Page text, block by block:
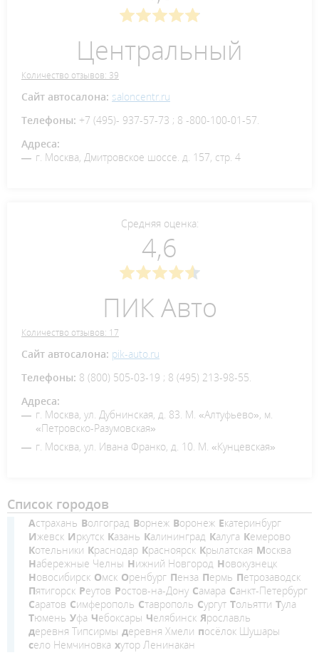
Центральный
Количество отзывов: 39
Сайт автосалона: saloncentr.ru
Телефоны: +7 (495)- 937-57-73 ; 8 -800-100-01-57.
Адреса:
г. Москва, Дмитровское шоссе. д. 157, стр. 4
Средняя оценка:
4,6
ПИК Авто
Количество отзывов: 17
Сайт автосалона: pik-auto.ru
Телефоны: 8 (800) 505-03-19 ; 8 (495) 213-98-55.
Адреса:
г. Москва, ул. Дубнинская, д. 83. М. «Алтуфьево», м.
«Петровско-Разумовская»
г. Москва, ул. Ивана Франко, д. 10. М. «Кунцевская»
Список городов
Астрахань Волгоград Ворнеж Воронеж
Екатеринбург
Ижевск
Иркутск Казань Калининград Калуга
Кемерово
Котельники
Краснодар Красноярск Крылатская
Москва
Набережные Челны
Нижний Новгород
Новокузнецк
Новосибирск
Омск Оренбург Пенза Пермь
Петрозаводск
Пятигорск
Реутов Ростов-на-Дону Самара
Санкт-Петербург
Саратов
Симферополь Ставрополь Сургут Тольятти
Тула
Тюмень
Уфа Чебоксары Челябинск
Ярославль
деревня Типсирмы
деревня Хмели
посёлок Шушары
село Немчиновка
хутор Ленинакан